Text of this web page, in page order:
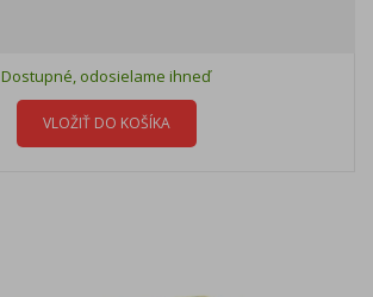
Dostupné, odosielame ihneď
VLOŽIŤ DO KOŠÍKA